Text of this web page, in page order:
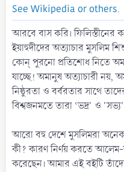
See Wikipedia or others.
আরবে বাস করি। ফিলিস্তীনের
ইয়াহুদীদের অত্যাচার মুসলিম
কোন্ পুরনো প্রতিশোধ নিতে
যাচ্ছে! অমানুষ অত্যাচারী নয়,
নিষ্ঠুরতা ও বর্বরতার সাথে
বিশ্বজনমতে তারা ‘ভদ্র' ও
আরো বহু দেশে মুসলিমরা
কী? কারণ নির্ণয় করতে আলেম-
করেছেন। আমার এই বইটি